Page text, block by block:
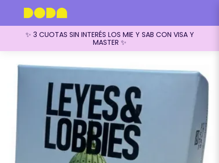
✨ 3 CUOTAS SIN INTERÉS LOS MIE Y SAB CON VISA Y
MASTER ✨